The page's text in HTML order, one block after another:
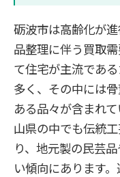
砺波市は高齢化が
品整理に伴う買取
て住宅が主流であ
多く、その中には
ある品々が含まれ
山県の中でも伝統
り、地元製の民芸
い傾向にあります